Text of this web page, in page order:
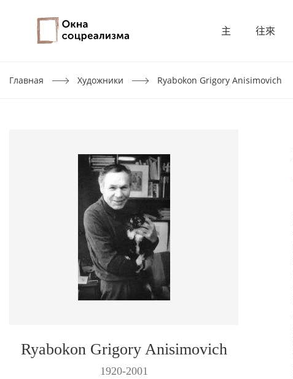
主 往來
Главная Художники Ryabokon Grigory Anisimovich
Ryabokon Grigory Anisimovich
1920-2001